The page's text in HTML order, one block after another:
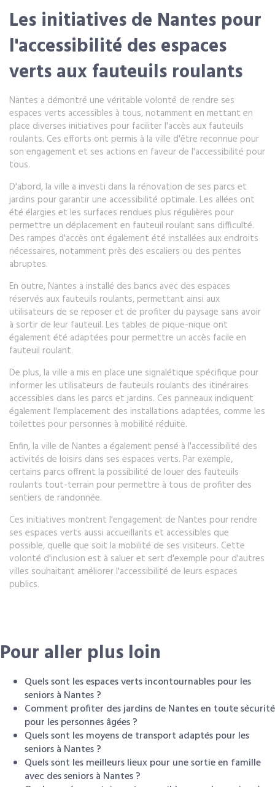
Les initiatives de Nantes pour
l'accessibilité des espaces
verts aux fauteuils roulants
Nantes a démontré une véritable volonté de rendre ses
espaces verts accessibles à tous, notamment en mettant en
place diverses initiatives pour faciliter l'accès aux fauteuils
roulants. Ces efforts ont permis à la ville d'être reconnue pour
son engagement et ses actions en faveur de l'accessibilité pour
tous.
D'abord, la ville a investi dans la rénovation de ses parcs et
jardins pour garantir une accessibilité optimale. Les allées ont
été élargies et les surfaces rendues plus régulières pour
permettre un déplacement en fauteuil roulant sans difficulté.
Des rampes d'accès ont également été installées aux endroits
nécessaires, notamment près des escaliers ou des pentes
abruptes.
En outre, Nantes a installé des bancs avec des espaces
réservés aux fauteuils roulants, permettant ainsi aux
utilisateurs de se reposer et de profiter du paysage sans avoir
à sortir de leur fauteuil. Les tables de pique-nique ont
également été adaptées pour permettre un accès facile en
fauteuil roulant.
De plus, la ville a mis en place une signalétique spécifique pour
informer les utilisateurs de fauteuils roulants des itinéraires
accessibles dans les parcs et jardins. Ces panneaux indiquent
également l'emplacement des installations adaptées, comme les
toilettes pour personnes à mobilité réduite.
Enfin, la ville de Nantes a également pensé à l'accessibilité des
activités de loisirs dans ses espaces verts. Par exemple,
certains parcs offrent la possibilité de louer des fauteuils
roulants tout-terrain pour permettre à tous de profiter des
sentiers de randonnée.
Ces initiatives montrent l'engagement de Nantes pour rendre
ses espaces verts aussi accueillants et accessibles que
possible, quelle que soit la mobilité de ses visiteurs. Cette
volonté d'inclusion est à saluer et sert d'exemple pour d'autres
villes souhaitant améliorer l'accessibilité de leurs espaces
publics.
Pour aller plus loin
Quels sont les espaces verts incontournables pour les
seniors à Nantes ?
Comment profiter des jardins de Nantes en toute sécurité
pour les personnes âgées ?
Quels sont les moyens de transport adaptés pour les
seniors à Nantes ?
Quels sont les meilleurs lieux pour une sortie en famille
avec des seniors à Nantes ?